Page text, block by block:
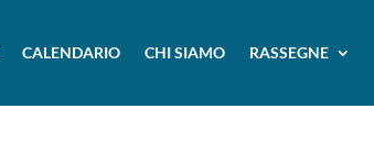
CALENDARIO CHI SIAMO RASSEGNE